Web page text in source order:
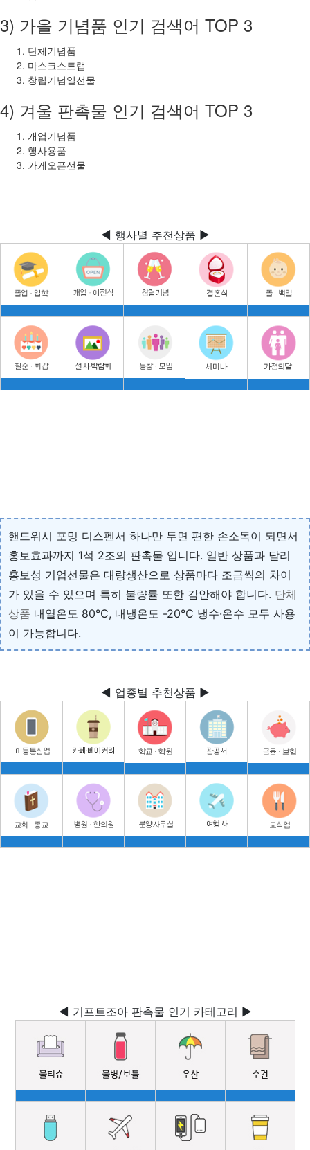
3) 가을 기념품 인기 검색어 TOP 3
단체기념품
마스크스트랩
창립기념일선물
4) 겨울 판촉물 인기 검색어 TOP 3
개업기념품
행사용품
가게오픈선물
◀ 행사별 추천상품 ▶
핸드워시 포밍 디스펜서 하나만 두면 편한 손소독이 되면서
홍보효과까지 1석 2조의 판촉물 입니다. 일반 상품과 달리
홍보성 기업선물은 대량생산으로 상품마다 조금씩의 차이
가 있을 수 있으며 특히 불량률 또한 감안해야 합니다. 단체
상품 내열온도 80°C, 내냉온도 -20°C 냉수·온수 모두 사용
이 가능합니다.
◀ 업종별 추천상품 ▶
◀ 기프트조아 판촉물 인기 카테고리 ▶